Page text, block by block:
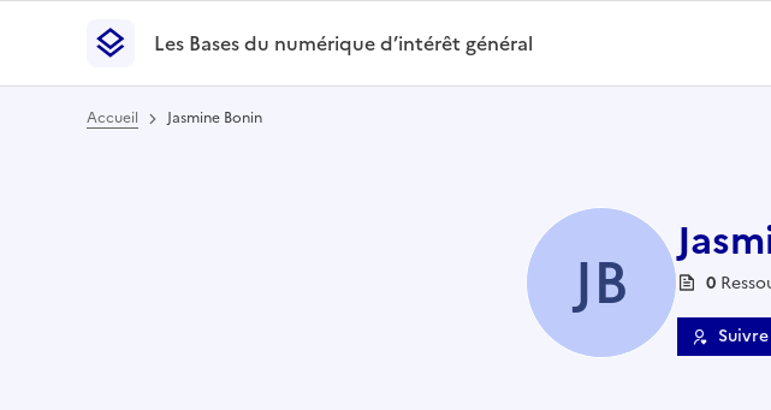
Les Bases du numérique d’intérêt général- Retour à la page d'accueil
Les Bases du numérique d’intérêt général
Accueil Jasmine Bonin
JB
0
Suivre